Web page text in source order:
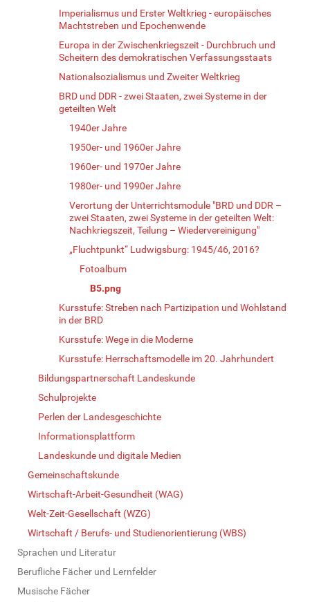
Imperialismus und Erster Weltkrieg - europäisches
Machtstreben und Epochenwende
Europa in der Zwischenkriegszeit - Durchbruch und
Scheitern des demokratischen Verfassungsstaats
Nationalsozialismus und Zweiter Weltkrieg
BRD und DDR - zwei Staaten, zwei Systeme in der
geteilten Welt
1940er Jahre
1950er- und 1960er Jahre
1960er- und 1970er Jahre
1980er- und 1990er Jahre
Verortung der Unterrichtsmodule "BRD und DDR –
zwei Staaten, zwei Systeme in der geteilten Welt:
Nachkriegszeit, Teilung – Wiedervereinigung"
„Fluchtpunkt“ Ludwigsburg: 1945/46, 2016?
Fotoalbum
B5.png
Kursstufe: Streben nach Partizipation und Wohlstand
in der BRD
Kursstufe: Wege in die Moderne
Kursstufe: Herrschaftsmodelle im 20. Jahrhundert
Bildungspartnerschaft Landeskunde
Schulprojekte
Perlen der Landesgeschichte
Informationsplattform
Landeskunde und digitale Medien
Gemeinschaftskunde
Wirtschaft-Arbeit-Gesundheit (WAG)
Welt-Zeit-Gesellschaft (WZG)
Wirtschaft / Berufs- und Studienorientierung (WBS)
Sprachen und Literatur
Berufliche Fächer und Lernfelder
Musische Fächer